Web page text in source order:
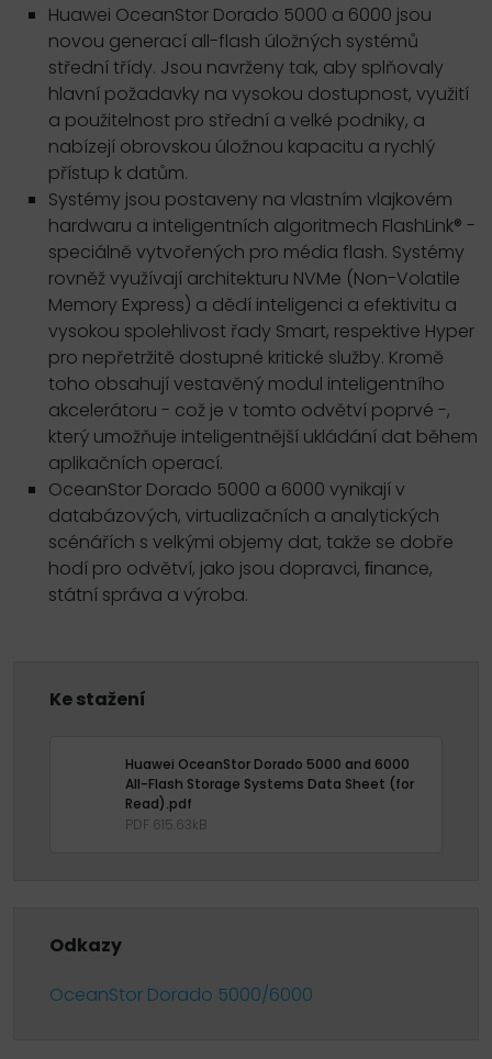
Huawei OceanStor Dorado 5000 a 6000 jsou
novou generací all-flash úložných systémů
střední třídy. Jsou navrženy tak, aby splňovaly
hlavní požadavky na vysokou dostupnost, využití
a použitelnost pro střední a velké podniky, a
nabízejí obrovskou úložnou kapacitu a rychlý
přístup k datům.
Systémy jsou postaveny na vlastním vlajkovém
hardwaru a inteligentních algoritmech FlashLink® -
speciálně vytvořených pro média flash. Systémy
rovněž využívají architekturu NVMe (Non-Volatile
Memory Express) a dědí inteligenci a efektivitu a
vysokou spolehlivost řady Smart, respektive Hyper
pro nepřetržitě dostupné kritické služby. Kromě
toho obsahují vestavěný modul inteligentního
akcelerátoru - což je v tomto odvětví poprvé -,
který umožňuje inteligentnější ukládání dat během
aplikačních operací.
OceanStor Dorado 5000 a 6000 vynikají v
databázových, virtualizačních a analytických
scénářích s velkými objemy dat, takže se dobře
hodí pro odvětví, jako jsou dopravci, ﬁnance,
státní správa a výroba.
Ke stažení
Huawei OceanStor Dorado 5000 and 6000
All-Flash Storage Systems Data Sheet (for
Read).pdf
PDF 615.63kB
Odkazy
OceanStor Dorado 5000/6000